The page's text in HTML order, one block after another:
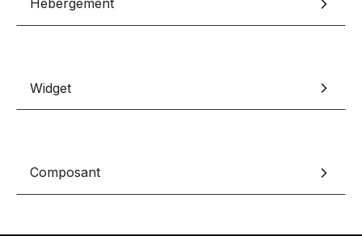
Scripts Webflow
Nos meilleurs
Devenir affilié(e)
Hébergement
Widget
Composant